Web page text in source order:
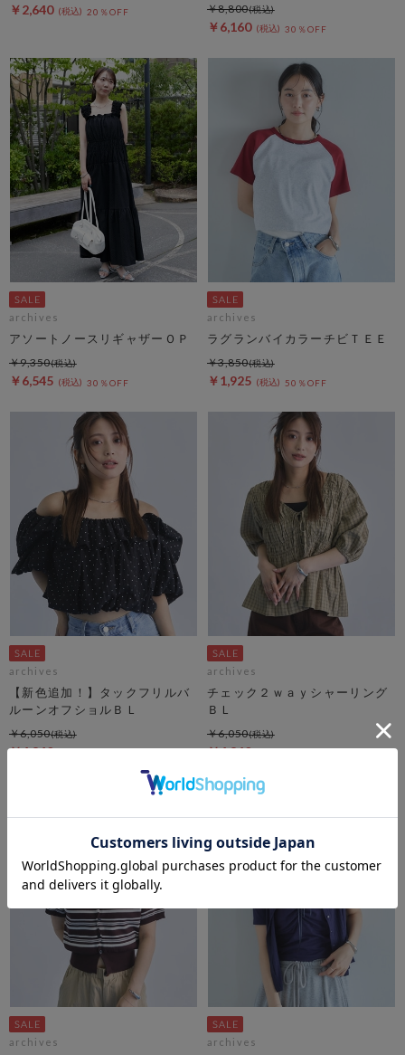
￥2,640 20％OFF
￥6,160 30％OFF
￥8,800
archives
アソートノースリギャザーＯＰ
￥6,545 30％OFF
￥9,350
archives
ラグランバイカラーチビＴＥＥ
￥1,925 50％OFF
￥3,850
archives
【新色追加！】タックフリルバ
ルーンオフショルＢＬ
￥4,840
￥6,050
archives
チェック２ｗａｙシャーリング
ＢＬ
￥4,840
￥6,050
archives archives